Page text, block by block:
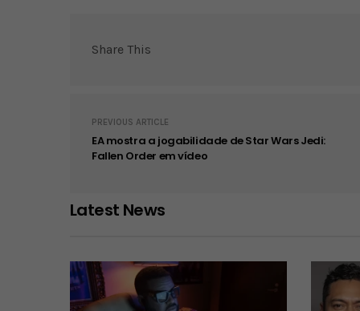
Share This
PREVIOUS ARTICLE
EA mostra a jogabilidade de Star Wars Jedi:
Fallen Order em vídeo
Latest News